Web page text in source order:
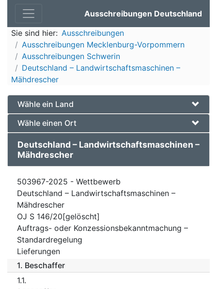
Ausschreibungen Deutschland
Sie sind hier: Ausschreibungen
Ausschreibungen Mecklenburg-Vorpommern
Ausschreibungen Schwerin
Deutschland – Landwirtschaftsmaschinen –
Mähdrescher
Wähle ein Land
Wähle einen Ort
Deutschland – Landwirtschaftsmaschinen –
Mähdrescher
503967-2025 - Wettbewerb
Deutschland – Landwirtschaftsmaschinen –
Mähdrescher
OJ S 146/20[gelöscht]
Auftrags- oder Konzessionsbekanntmachung –
Standardregelung
Lieferungen
1. Beschaffer
1.1.